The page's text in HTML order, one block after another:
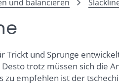
und balancieren
Trickt und Sprunge
Desto trotz müssen sich die
zu empfehlen ist der